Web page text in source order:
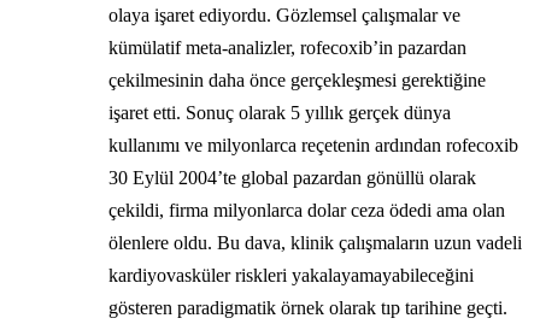
olaya işaret ediyordu. Gözlemsel çalışmalar ve
kümülatif meta-analizler, rofecoxib’in pazardan
çekilmesinin daha önce gerçekleşmesi gerektiğine
işaret etti. Sonuç olarak 5 yıllık gerçek dünya
kullanımı ve milyonlarca reçetenin ardından rofecoxib
30 Eylül 2004’te global pazardan gönüllü olarak
çekildi, firma milyonlarca dolar ceza ödedi ama olan
ölenlere oldu. Bu dava, klinik çalışmaların uzun vadeli
kardiyovasküler riskleri yakalayamayabileceğini
gösteren paradigmatik örnek olarak tıp tarihine geçti.